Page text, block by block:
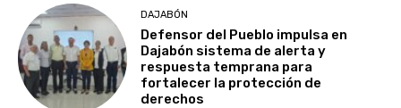
DAJABÓN
Defensor del Pueblo impulsa en
Dajabón sistema de alerta y
respuesta temprana para
fortalecer la protección de
derechos